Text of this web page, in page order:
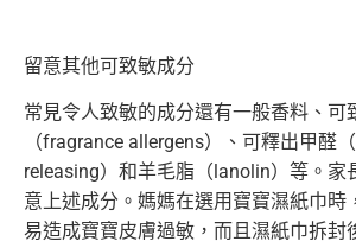
留意其他可致敏成分
常見令人致敏的成分還有一般香料、可
（fragrance allergens）、可釋出甲醛
releasing）和羊毛脂（lanolin）等。家
意上述成分。媽媽在選用寶寶濕紙巾時
易造成寶寶皮膚過敏，而且濕紙巾拆封